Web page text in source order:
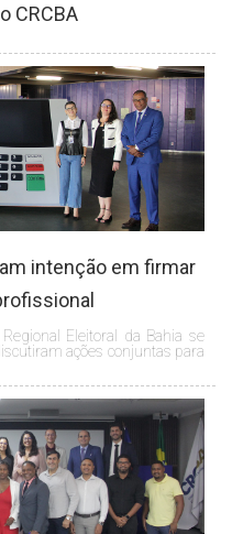
CRCBA
intenção em firmar
Eleitoral da Bahia se
ações conjuntas para